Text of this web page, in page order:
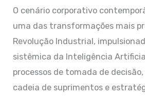
O cenário corporativo
uma das transformações mais
Revolução Industrial,
sistêmica da Inteligência
processos de tomada de
cadeia de suprimentos e